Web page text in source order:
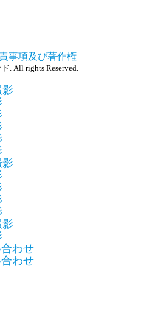
事項及び著作権
. All rights Reserved.
わせ
わせ